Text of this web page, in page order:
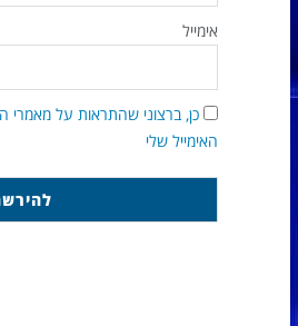
אימייל
כן, ברצוני שהתראות על מאמרי
האימייל שלי